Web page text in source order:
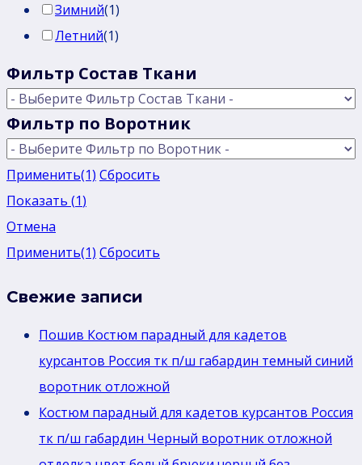
Зимний(1)
Летний(1)
Фильтр Состав Ткани
Фильтр по Воротник
Применить(1) Сбросить
Показать (1)
Отмена
Применить(1) Сбросить
Свежие записи
Пошив Костюм парадный для кадетов
курсантов Россия тк п/ш габардин темный синий
воротник отложной
Костюм парадный для кадетов курсантов Россия
тк п/ш габардин Черный воротник отложной